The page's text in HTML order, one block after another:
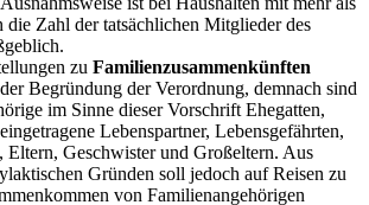
die Zahl der tatsächlichen Mitglieder des
zu Familienzusammenkünften
Begründung der Verordnung, demnach sind
im Sinne dieser Vorschrift Ehegatten,
Lebenspartner, Lebensgefährten,
Eltern, Geschwister und Großeltern. Aus
Gründen soll jedoch auf Reisen zu
von Familienangehörigen